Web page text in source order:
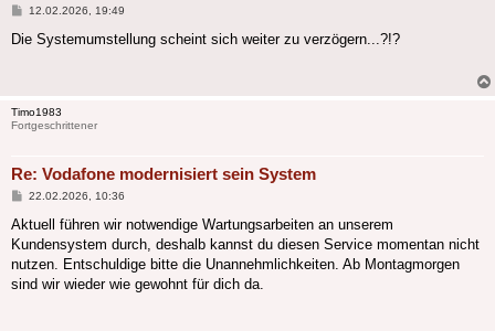
Beitrag
12.02.2026, 19:49
Die Systemumstellung scheint sich weiter zu verzögern...?!?
Timo1983
Fortgeschrittener
Re: Vodafone modernisiert sein System
Beitrag
22.02.2026, 10:36
Aktuell führen wir notwendige Wartungsarbeiten an unserem
Kundensystem durch, deshalb kannst du diesen Service momentan nicht
nutzen. Entschuldige bitte die Unannehmlichkeiten. Ab Montagmorgen
sind wir wieder wie gewohnt für dich da.